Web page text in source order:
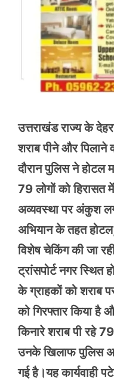
उत्तराखंड राज्य के
शराब पीने और पिलाने
दौरान पुलिस ने होटल
79 लोगों को हिरासत
अव्यवस्था पर अंकुश
अभियान के तहत
विशेष चेकिंग की जा
ट्रांसपोर्ट नगर स्थित
के ग्राहकों को शराब
को गिरफ्तार किया है
किनारे शराब पी रहे
उनके खिलाफ पुलिस
गई है।यह कार्यवाही